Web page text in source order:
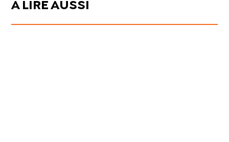
À LIRE AUSSI